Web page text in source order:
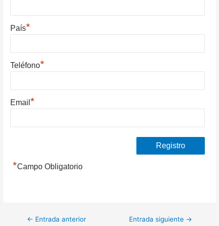
País*
Teléfono*
Email*
*Campo Obligatorio
Navegación
← Entrada anterior Entrada siguiente →